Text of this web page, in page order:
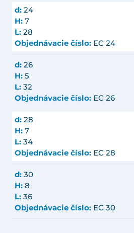
d: 24
H: 7
L: 28
Objednávacie číslo: EC 24
d: 26
H: 5
L: 32
Objednávacie číslo: EC 26
d: 28
H: 7
L: 34
Objednávacie číslo: EC 28
d: 30
H: 8
L: 36
Objednávacie číslo: EC 30